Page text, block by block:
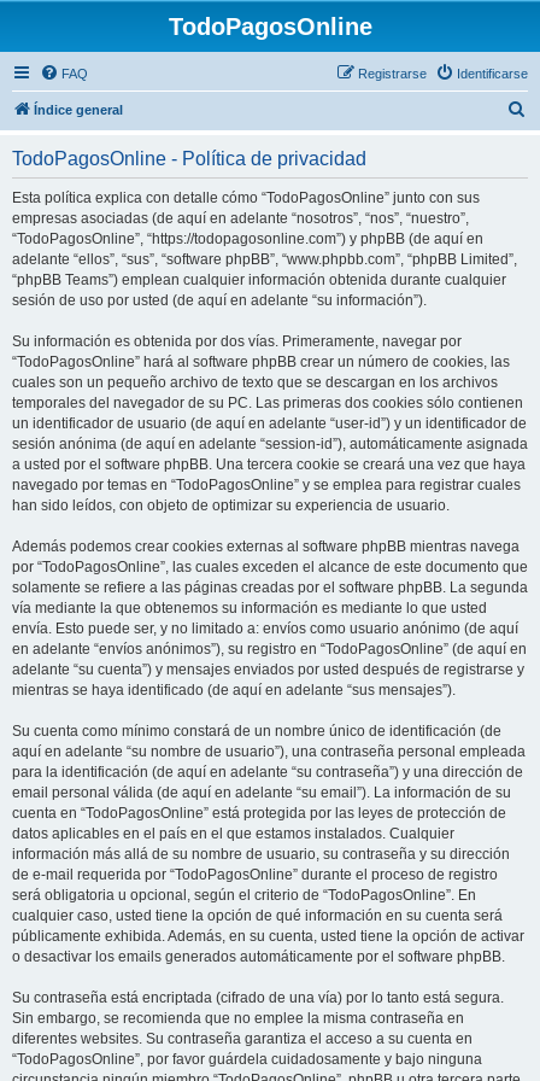
TodoPagosOnline
FAQ Identificarse
Registrarse
Índice general
TodoPagosOnline - Política de privacidad
Esta política explica con detalle cómo “TodoPagosOnline” junto con sus
empresas asociadas (de aquí en adelante “nosotros”, “nos”, “nuestro”,
“TodoPagosOnline”, “https://todopagosonline.com”) y phpBB (de aquí en
adelante “ellos”, “sus”, “software phpBB”, “www.phpbb.com”, “phpBB Limited”,
“phpBB Teams”) emplean cualquier información obtenida durante cualquier
sesión de uso por usted (de aquí en adelante “su información”).
Su información es obtenida por dos vías. Primeramente, navegar por
“TodoPagosOnline” hará al software phpBB crear un número de cookies, las
cuales son un pequeño archivo de texto que se descargan en los archivos
temporales del navegador de su PC. Las primeras dos cookies sólo contienen
un identificador de usuario (de aquí en adelante “user-id”) y un identificador de
sesión anónima (de aquí en adelante “session-id”), automáticamente asignada
a usted por el software phpBB. Una tercera cookie se creará una vez que haya
navegado por temas en “TodoPagosOnline” y se emplea para registrar cuales
han sido leídos, con objeto de optimizar su experiencia de usuario.
Además podemos crear cookies externas al software phpBB mientras navega
por “TodoPagosOnline”, las cuales exceden el alcance de este documento que
solamente se refiere a las páginas creadas por el software phpBB. La segunda
vía mediante la que obtenemos su información es mediante lo que usted
envía. Esto puede ser, y no limitado a: envíos como usuario anónimo (de aquí
en adelante “envíos anónimos”), su registro en “TodoPagosOnline” (de aquí en
adelante “su cuenta”) y mensajes enviados por usted después de registrarse y
mientras se haya identificado (de aquí en adelante “sus mensajes”).
Su cuenta como mínimo constará de un nombre único de identificación (de
aquí en adelante “su nombre de usuario”), una contraseña personal empleada
para la identificación (de aquí en adelante “su contraseña”) y una dirección de
email personal válida (de aquí en adelante “su email”). La información de su
cuenta en “TodoPagosOnline” está protegida por las leyes de protección de
datos aplicables en el país en el que estamos instalados. Cualquier
información más allá de su nombre de usuario, su contraseña y su dirección
de e-mail requerida por “TodoPagosOnline” durante el proceso de registro
será obligatoria u opcional, según el criterio de “TodoPagosOnline”. En
cualquier caso, usted tiene la opción de qué información en su cuenta será
públicamente exhibida. Además, en su cuenta, usted tiene la opción de activar
o desactivar los emails generados automáticamente por el software phpBB.
Su contraseña está encriptada (cifrado de una vía) por lo tanto está segura.
Sin embargo, se recomienda que no emplee la misma contraseña en
diferentes websites. Su contraseña garantiza el acceso a su cuenta en
“TodoPagosOnline”, por favor guárdela cuidadosamente y bajo ninguna